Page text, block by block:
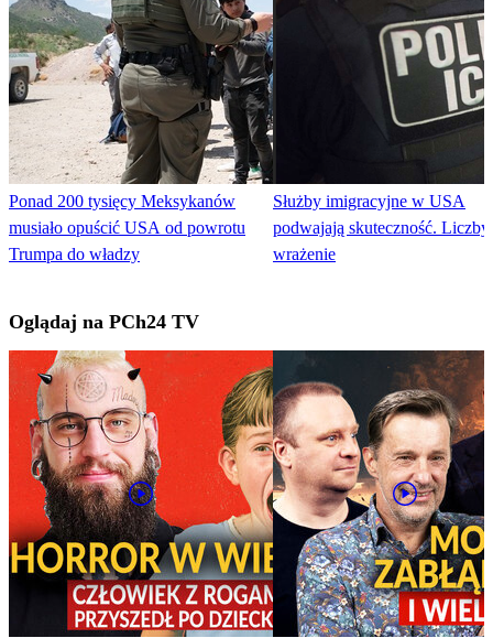
Ponad 200 tysięcy Meksykanów
musiało opuścić USA od powrotu
Trumpa do władzy
Służby imigracyjne w USA
podwajają skuteczność.
wrażenie
Oglądaj na PCh24 TV